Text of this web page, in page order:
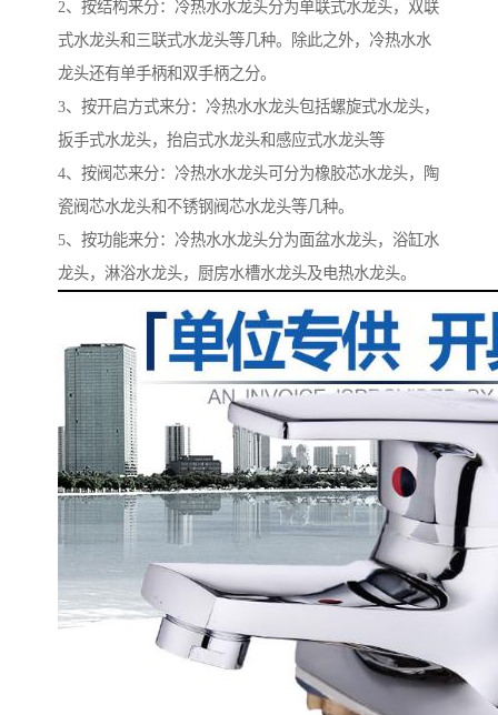
2、按结构来分：冷热水水龙头分为单联式水龙头，双联
式水龙头和三联式水龙头等几种。除此之外，冷热水水
龙头还有单手柄和双手柄之分。
3、按开启方式来分：冷热水水龙头包括螺旋式水龙头，
扳手式水龙头，抬启式水龙头和感应式水龙头等
4、按阀芯来分：冷热水水龙头可分为橡胶芯水龙头，陶
瓷阀芯水龙头和不锈钢阀芯水龙头等几种。
5、按功能来分：冷热水水龙头分为面盆水龙头，浴缸水
龙头，淋浴水龙头，厨房水槽水龙头及电热水龙头。